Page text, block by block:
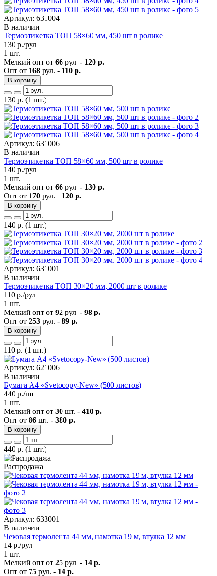
Артикул: 631004
В наличии
Термоэтикетка ТОП 58×60 мм, 450 шт в ролике
130 р./рул
1 шт.
Мелкий опт от 66 рул. - 120 р.
Опт от 168 рул. - 110 р.
В корзину
130 р. (1 шт.)
Артикул: 631006
В наличии
Термоэтикетка ТОП 58×60 мм, 500 шт в ролике
140 р./рул
1 шт.
Мелкий опт от 66 рул. - 130 р.
Опт от 170 рул. - 120 р.
В корзину
140 р. (1 шт.)
Артикул: 631001
В наличии
Термоэтикетка ТОП 30×20 мм, 2000 шт в ролике
110 р./рул
1 шт.
Мелкий опт от 92 рул. - 98 р.
Опт от 253 рул. - 89 р.
В корзину
110 р. (1 шт.)
Артикул: 621006
В наличии
Бумага А4 «Svetocopy-New» (500 листов)
440 р./шт
1 шт.
Мелкий опт от 30 шт. - 410 р.
Опт от 86 шт. - 380 р.
В корзину
440 р. (1 шт.)
Распродажа
Артикул: 633001
В наличии
Чековая термолента 44 мм, намотка 19 м, втулка 12 мм
14 р./рул
1 шт.
Мелкий опт от 25 рул. - 14 р.
Опт от 75 рул. - 14 р.